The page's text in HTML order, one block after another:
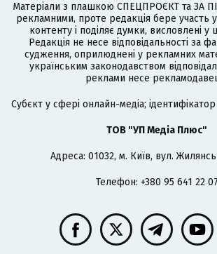
Матеріали з плашкою СПЕЦПРОЄКТ та ЗА
рекламними, проте редакція бере участь у
контенту і поділяє думки, висловлені у
Редакція не несе відповідальності за
судження, оприлюднені у рекламних
українським законодавством
реклами несе
Cубєкт у сфері онлайн-медіа;
ТОВ "УП Медіа Плюс"
Адреса: 01032, м. Київ, вул.
Телефон: +380 95 641 22 07